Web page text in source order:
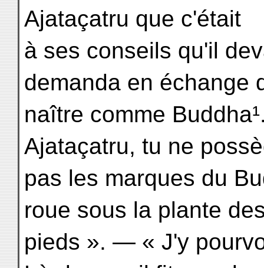
Ajataçatru que c'était
à ses conseils qu'il
demanda en échange
naître comme
Ajataçatru, tu ne
pas les marques du
roue sous la plante
pieds ». — « J'y